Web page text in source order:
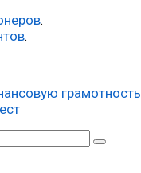
.
.
грамотность